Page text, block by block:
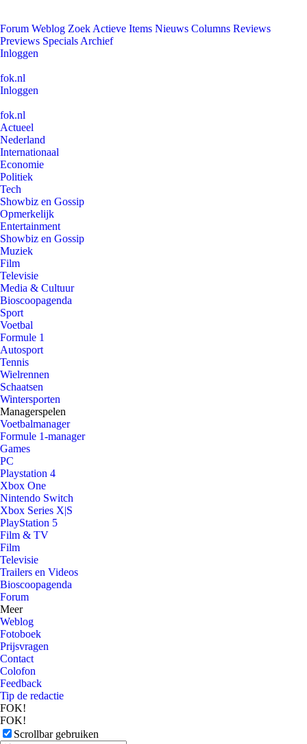
Forum Weblog Zoek Actieve Items Nieuws Columns Reviews
Previews Specials Archief
Inloggen
fok.nl
Inloggen
fok.nl
Actueel
Nederland
Internationaal
Economie
Politiek
Tech
Showbiz en Gossip
Opmerkelijk
Entertainment
Showbiz en Gossip
Muziek
Film
Televisie
Media & Cultuur
Bioscoopagenda
Sport
Voetbal
Formule 1
Autosport
Tennis
Wielrennen
Schaatsen
Wintersporten
Managerspelen
Voetbalmanager
Formule 1-manager
Games
PC
Playstation 4
Xbox One
Nintendo Switch
Xbox Series X|S
PlayStation 5
Film & TV
Film
Televisie
Trailers en Videos
Bioscoopagenda
Forum
Meer
Weblog
Fotoboek
Prijsvragen
Contact
Colofon
Feedback
Tip de redactie
FOK!
FOK!
Scrollbar gebruiken